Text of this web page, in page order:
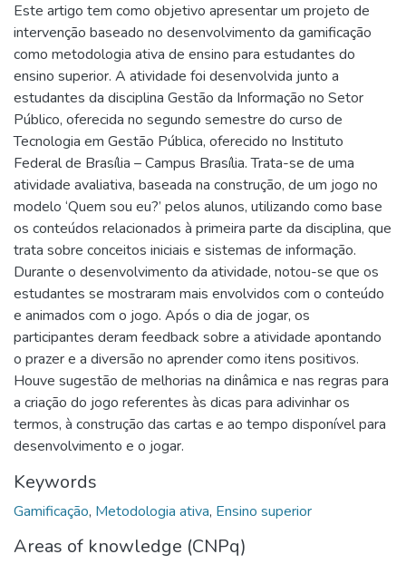
Este artigo tem como objetivo apresentar um projeto de
intervenção baseado no desenvolvimento da gamificação
como metodologia ativa de ensino para estudantes do
ensino superior. A atividade foi desenvolvida junto a
estudantes da disciplina Gestão da Informação no Setor
Público, oferecida no segundo semestre do curso de
Tecnologia em Gestão Pública, oferecido no Instituto
Federal de Brasília – Campus Brasília. Trata-se de uma
atividade avaliativa, baseada na construção, de um jogo no
modelo ‘Quem sou eu?’ pelos alunos, utilizando como base
os conteúdos relacionados à primeira parte da disciplina, que
trata sobre conceitos iniciais e sistemas de informação.
Durante o desenvolvimento da atividade, notou-se que os
estudantes se mostraram mais envolvidos com o conteúdo
e animados com o jogo. Após o dia de jogar, os
participantes deram feedback sobre a atividade apontando
o prazer e a diversão no aprender como itens positivos.
Houve sugestão de melhorias na dinâmica e nas regras para
a criação do jogo referentes às dicas para adivinhar os
termos, à construção das cartas e ao tempo disponível para
desenvolvimento e o jogar.
Keywords
Gamificação, Metodologia ativa, Ensino superior
Areas of knowledge (CNPq)